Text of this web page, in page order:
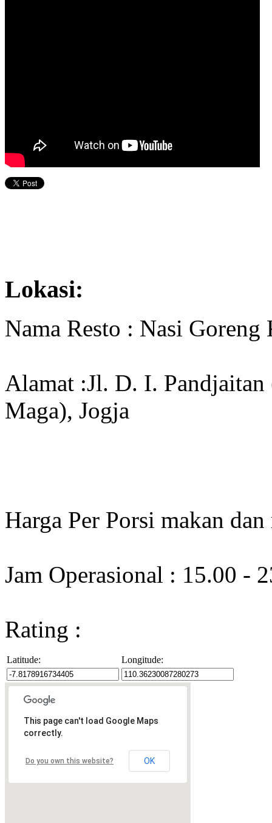
Lokasi:
Nama Resto : Nasi
Alamat :Jl. D. I. Pandjaitan
Maga), Jogja
Harga Per Porsi makan
Jam Operasional : 15.00 -
Rating :
Latitude: Longitude:
This page can't load Google Maps
correctly.
Do you own this website? OK